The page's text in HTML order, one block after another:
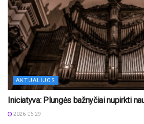
AKTUALIJOS
Iniciatyva: Plungės bažnyčiai nupirkti
2026-06-29